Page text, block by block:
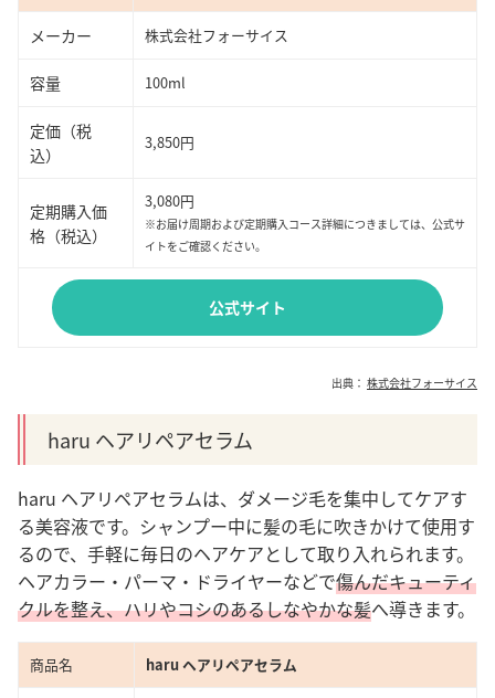
メーカー 株式会社フォーサイス
容量 100ml
定価（税
込）
3,850円
定期購入価
格（税込）
3,080円
※お届け周期および定期購入コース詳細につきましては、公式サ
イトをご確認ください。
公式サイト
出典： 株式会社フォーサイス
haru ヘアリペアセラム
haru ヘアリペアセラムは、ダメージ毛を集中してケアす
る美容液です。シャンプー中に髪の毛に吹きかけて使用す
るので、手軽に毎日のヘアケアとして取り入れられます。
ヘアカラー・パーマ・ドライヤーなどで傷んだキューティ
クルを整え、ハリやコシのあるしなやかな髪へ導きます。
商品名 haru ヘアリペアセラム